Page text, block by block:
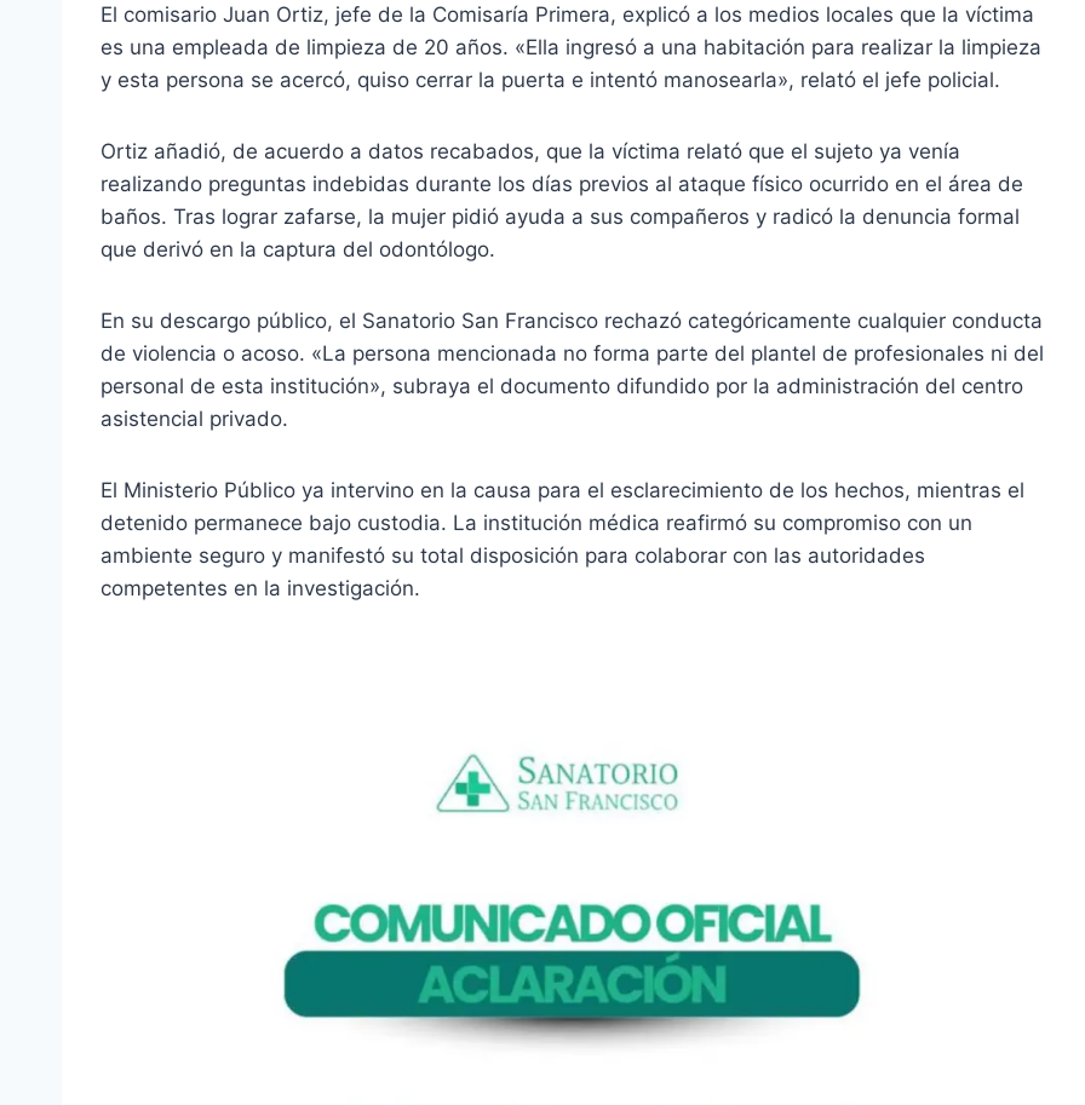
El comisario Juan Ortiz, jefe de la Comisaría Primera, explicó a los medios locales que la víctima
es una empleada de limpieza de 20 años. «Ella ingresó a una habitación para realizar la limpieza
y esta persona se acercó, quiso cerrar la puerta e intentó manosearla», relató el jefe policial.
Ortiz añadió, de acuerdo a datos recabados, que la víctima relató que el sujeto ya venía
realizando preguntas indebidas durante los días previos al ataque físico ocurrido en el área de
baños. Tras lograr zafarse, la mujer pidió ayuda a sus compañeros y radicó la denuncia formal
que derivó en la captura del odontólogo.
En su descargo público, el Sanatorio San Francisco rechazó categóricamente cualquier conducta
de violencia o acoso. «La persona mencionada no forma parte del plantel de profesionales ni del
personal de esta institución», subraya el documento difundido por la administración del centro
asistencial privado.
El Ministerio Público ya intervino en la causa para el esclarecimiento de los hechos, mientras el
detenido permanece bajo custodia. La institución médica reafirmó su compromiso con un
ambiente seguro y manifestó su total disposición para colaborar con las autoridades
competentes en la investigación.